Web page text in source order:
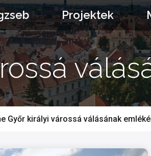
Projektek
Győr királyi várossá válásának